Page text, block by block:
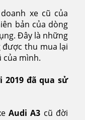
xe cũ của
bản của dòng
Đây là những
được thu mua lại
của mình.
2019 đã qua sử
Audi A3 cũ đời